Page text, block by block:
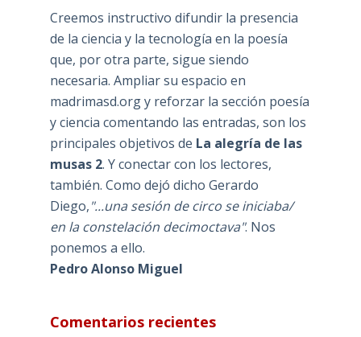
Creemos instructivo difundir la presencia
de la ciencia y la tecnología en la poesía
que, por otra parte, sigue siendo
necesaria. Ampliar su espacio en
madrimasd.org y reforzar la sección poesía
y ciencia comentando las entradas, son los
principales objetivos de La alegría de las
musas 2. Y conectar con los lectores,
también. Como dejó dicho Gerardo
Diego,"...una sesión de circo se iniciaba/
en la constelación decimoctava". Nos
ponemos a ello.
Pedro Alonso Miguel
Comentarios recientes